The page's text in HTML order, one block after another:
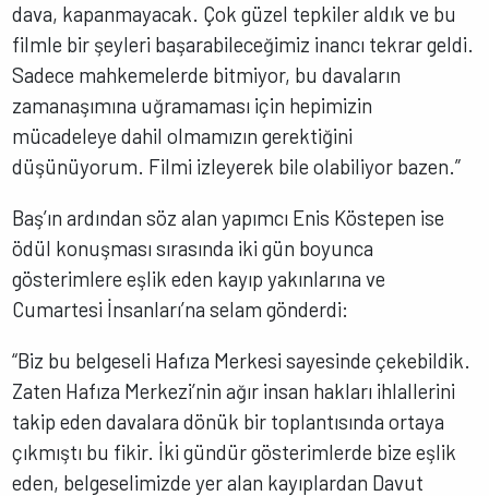
dava, kapanmayacak. Çok güzel tepkiler aldık ve bu
filmle bir şeyleri başarabileceğimiz inancı tekrar geldi.
Sadece mahkemelerde bitmiyor, bu davaların
zamanaşımına uğramaması için hepimizin
mücadeleye dahil olmamızın gerektiğini
düşünüyorum. Filmi izleyerek bile olabiliyor bazen.”
Baş’ın ardından söz alan yapımcı Enis Köstepen ise
ödül konuşması sırasında iki gün boyunca
gösterimlere eşlik eden kayıp yakınlarına ve
Cumartesi İnsanları’na selam gönderdi:
“Biz bu belgeseli Hafıza Merkesi sayesinde çekebildik.
Zaten Hafıza Merkezi’nin ağır insan hakları ihlallerini
takip eden davalara dönük bir toplantısında ortaya
çıkmıştı bu fikir. İki gündür gösterimlerde bize eşlik
eden, belgeselimizde yer alan kayıplardan Davut